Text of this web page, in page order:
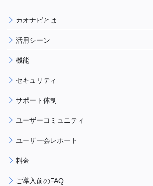
カオナビとは
活用シーン
機能
セキュリティ
サポート体制
ユーザーコミュニティ
ユーザー会レポート
料金
ご導入前のFAQ